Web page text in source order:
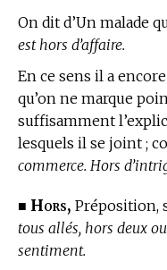
On dit d’Un malade
est hors d’affaire.
En ce sens il a
qu’on ne marque
suffisamment
lesquels il se joint ;
commerce. Hors
■ Hors, Préposition,
tous allés, hors deux
sentiment.